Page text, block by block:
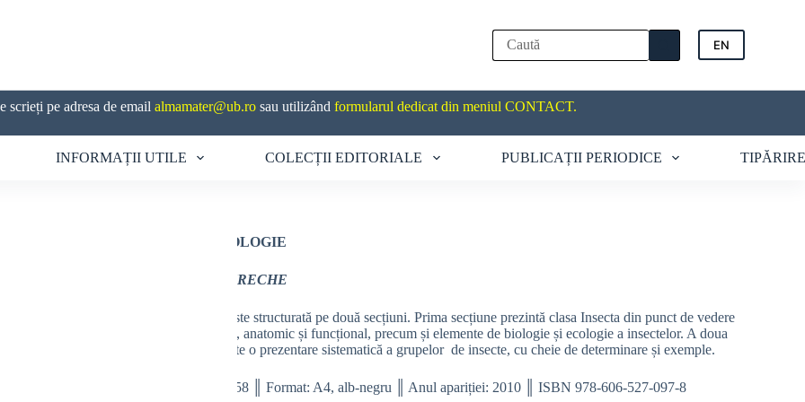
EN
scrieți pe adresa de email almamater@ub.ro sau utilizând formularul dedicat din meniul CONTACT.
INFORMAȚII UTILE COLECȚII EDITORIALE PUBLICAȚII PERIODICE TIPĂRIRE
ENTOMOLOGIE
Camelia URECHE
Lucrarea este structurată pe două secțiuni. Prima secțiune prezintă clasa Insecta din punct de vedere
morfologic, anatomic și funcțional, precum și elemente de biologie și ecologie a insectelor. A doua
secțiune este o prezentare sistematică a grupelor de insecte, cu cheie de determinare și exemple.
Nr. pag.: 158 ║ Format: A4, alb-negru ║ Anul apariției: 2010 ║ ISBN 978-606-527-097-8